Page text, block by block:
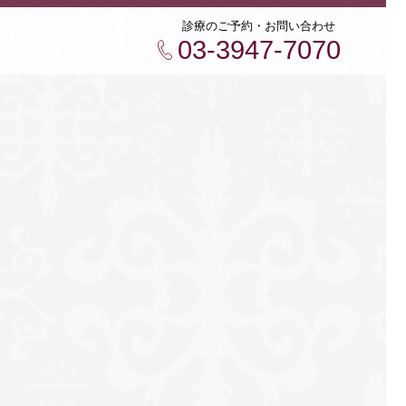
診療のご予約・お問い合わせ
03-3947-7070